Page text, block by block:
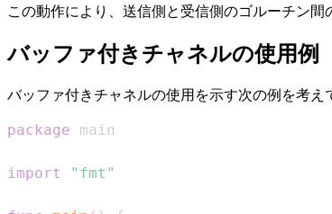
この動作により、送信側と受信側のゴルーチン
バッファ付きチャネルの使用例
バッファ付きチャネルの使用を示す次の例を考え
package
import "fmt"